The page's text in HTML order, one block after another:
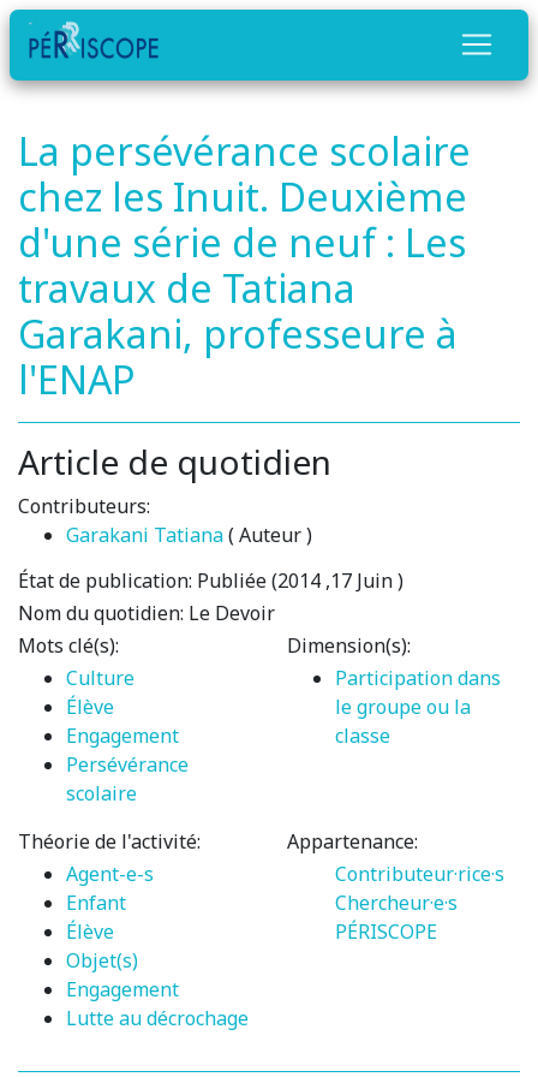
La persévérance scolaire
chez les Inuit. Deuxième
d'une série de neuf : Les
travaux de Tatiana
Garakani, professeure à
l'ENAP
Article de quotidien
Contributeurs:
Garakani Tatiana( Auteur )
État de publication: Publiée (2014 ,17 Juin )
Nom du quotidien: Le Devoir
Mots clé(s):
Culture
Élève
Engagement
Persévérance
scolaire
Dimension(s):
Participation dans
le groupe ou la
classe
Théorie de l'activité:
Agent-e-s
Enfant
Élève
Objet(s)
Engagement
Lutte au décrochage
Appartenance:
Contributeur·rice·s
Chercheur·e·s
PÉRISCOPE